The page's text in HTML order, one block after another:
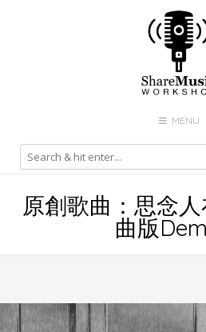
MENU
原創歌曲：思念
曲版